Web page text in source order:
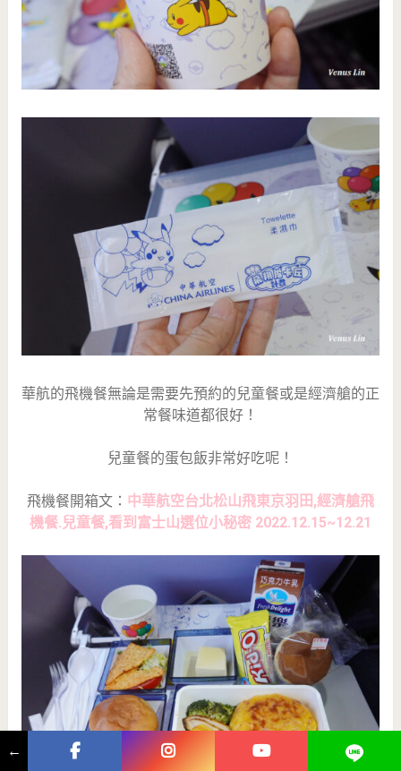
華航的飛機餐無論是需要先預約的兒童餐或是經濟艙的正
常餐味道都很好！
兒童餐的蛋包飯非常好吃呢！
飛機餐開箱文： 中華航空台北松山飛東京羽田,經濟艙飛
機餐.兒童餐,看到富士山選位小秘密 2022.12.15~12.21
←